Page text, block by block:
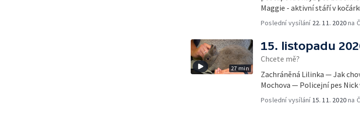
Maggie - aktivní stáří v
Poslední vysílání 22. 11. 2020na
27 min
15. listopadu
Chcete mě?
Zachráněná Lilinka — Jak
Mochova — Policejní pes Nick
Poslední vysílání 15. 11. 2020na